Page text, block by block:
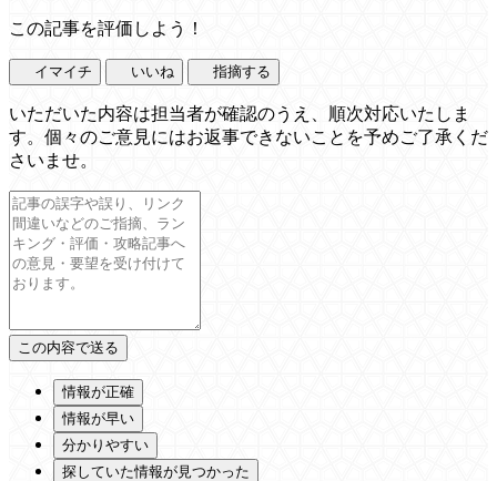
この記事を評価しよう！
イマイチ いいね 指摘する
いただいた内容は担当者が確認のうえ、順次対応いたしま
す。個々のご意見にはお返事できないことを予めご了承くだ
さいませ。
情報が正確
情報が早い
分かりやすい
探していた情報が見つかった